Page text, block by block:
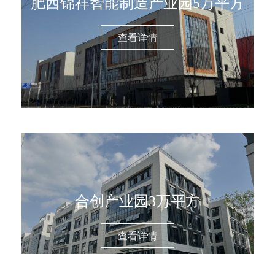
查看详情
合创产业园3万平方
查看详情